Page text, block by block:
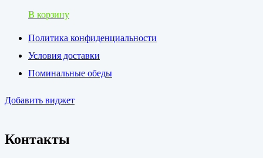
В корзину
Политика конфиденциальности
Условия доставки
Поминальные обеды
Добавить виджет
Контакты